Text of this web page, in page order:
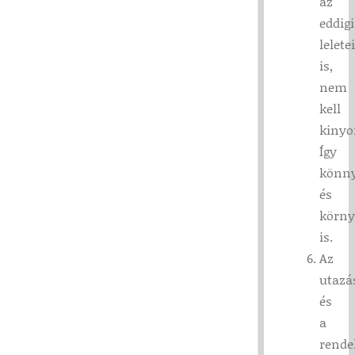
eddigi
is,
nem
kell
Így
és
is.
Az
és
a